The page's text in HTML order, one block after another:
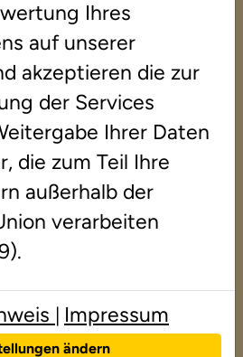
Sie über
Bereich der Lerntherapie
aus unseren
untenstehende Formular
unseren Newsletter
– eine
Ihres
auf unserer
akzeptieren die zur
der Services
Ihrer Daten
die zum Teil Ihre
außerhalb der
verarbeiten
| Impressum
ändern